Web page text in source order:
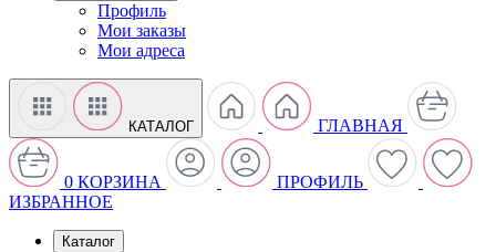
Профиль
Мои заказы
Мои адреса
КАТАЛОГ ГЛАВНАЯ
0 КОРЗИНА
ПРОФИЛЬ
ИЗБРАННОЕ
Каталог